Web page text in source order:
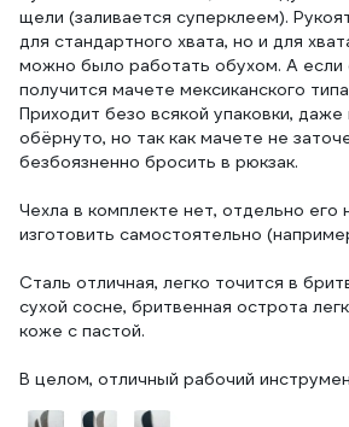
щели (заливается суперклеем).
для стандартного хвата, но и для
можно было работать обухом. А если
получится мачете мексиканского
Приходит безо всякой упаковки, даже
обёрнуто, но так как мачете не
безбоязненно бросить в рюкзак.
Чехла в комплекте нет, отдельно его
изготовить самостоятельно
Сталь отличная, легко точится в
сухой сосне, бритвенная острота
коже с пастой.